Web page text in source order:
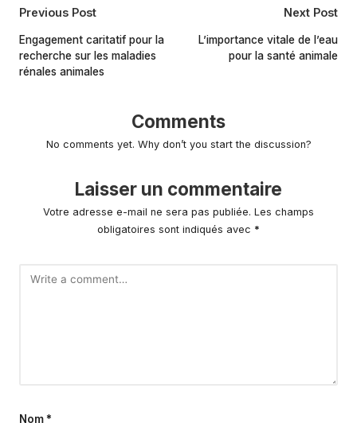
Post
navigation
Previous Post
Engagement caritatif pour la
recherche sur les maladies
rénales animales
Next Post
L’importance vitale de l’eau
pour la santé animale
Comments
No comments yet. Why don’t you start the discussion?
Laisser un commentaire
Votre adresse e-mail ne sera pas publiée. Les champs
obligatoires sont indiqués avec *
Nom *